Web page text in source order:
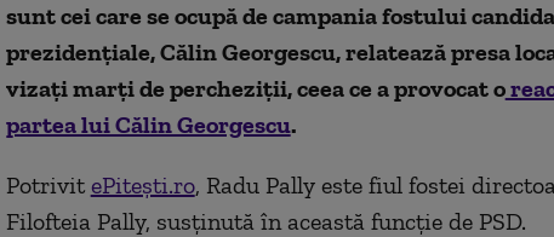
sunt cei care se ocupă de campania fostului
prezidențiale, Călin Georgescu, relatează presa
vizați marți de percheziții, ceea ce a provocat o
partea lui Călin Georgescu.
Potrivit ePitești.ro, Radu Pally este fiul fostei
Filofteia Pally, susținută în această funcție de PSD.